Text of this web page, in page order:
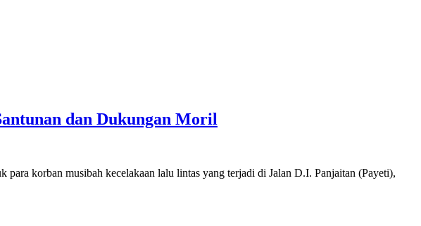
dan Dukungan Moril
korban musibah kecelakaan lalu lintas yang terjadi di Jalan D.I. Panjaitan (Payeti),